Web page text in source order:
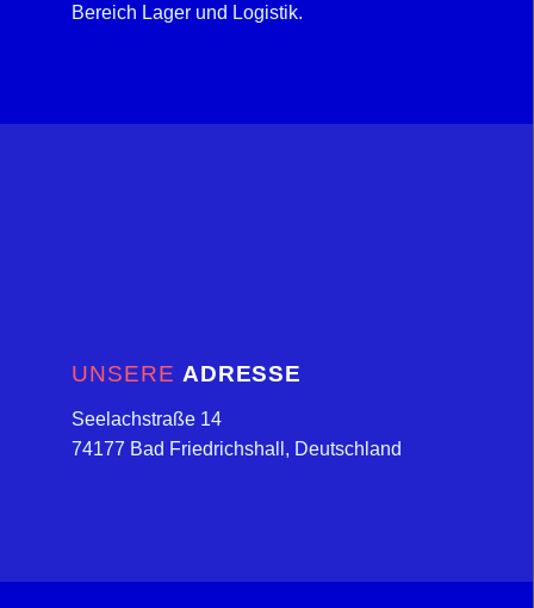
Bereich Lager und Logistik.
UNSERE ADRESSE
Seelachstraße 14
74177 Bad Friedrichshall, Deutschland